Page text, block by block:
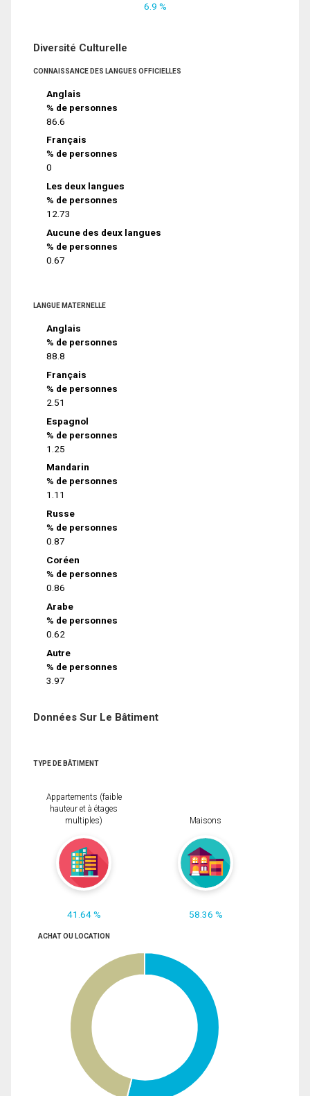
6.9 %
Diversité Culturelle
CONNAISSANCE DES LANGUES OFFICIELLES
Anglais
% de personnes
86.6
Français
% de personnes
0
Les deux langues
% de personnes
12.73
Aucune des deux langues
% de personnes
0.67
LANGUE MATERNELLE
Anglais
% de personnes
88.8
Français
% de personnes
2.51
Espagnol
% de personnes
1.25
Mandarin
% de personnes
1.11
Russe
% de personnes
0.87
Coréen
% de personnes
0.86
Arabe
% de personnes
0.62
Autre
% de personnes
3.97
Données Sur Le Bâtiment
TYPE DE BÂTIMENT
Appartements (faible
hauteur et à étages
multiples)
41.64 %
Maisons
58.36 %
ACHAT OU LOCATION